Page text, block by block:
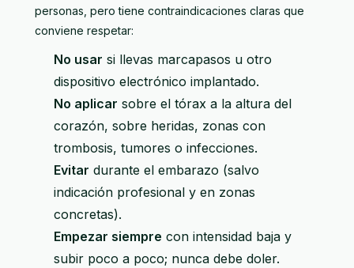
personas, pero tiene contraindicaciones claras que
conviene respetar:
No usar si llevas marcapasos u otro
dispositivo electrónico implantado.
No aplicar sobre el tórax a la altura del
corazón, sobre heridas, zonas con
trombosis, tumores o infecciones.
Evitar durante el embarazo (salvo
indicación profesional y en zonas
concretas).
Empezar siempre con intensidad baja y
subir poco a poco; nunca debe doler.